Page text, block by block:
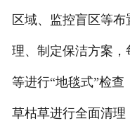
区域、监控盲区等
理、制定保洁方案
等进行“地毯式”检
草枯草进行全面清理